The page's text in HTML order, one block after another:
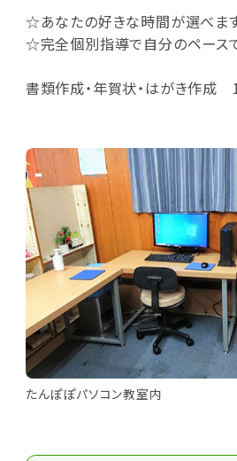
☆あなたの好きな時間が選べま
☆完全個別指導で自分のペース
書類作成・年賀状・はがき作成
たんぽぽパソコン教室内